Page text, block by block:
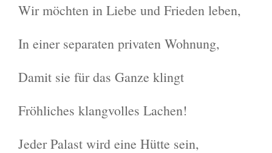
Wir möchten in Liebe und Frieden leben,
In einer separaten privaten Wohnung,
Damit sie für das Ganze klingt
Fröhliches klangvolles Lachen!
Jeder Palast wird eine Hütte sein,